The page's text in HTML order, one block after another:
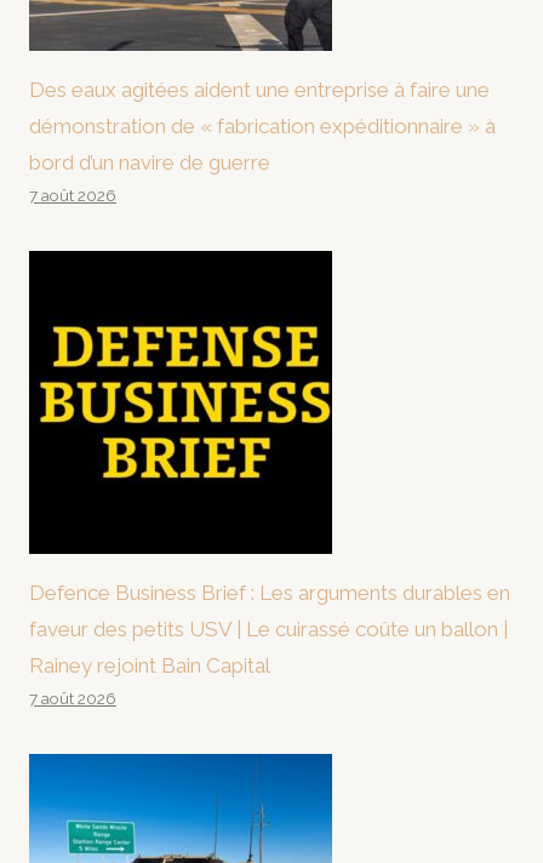
Des eaux agitées aident une entreprise à faire une
démonstration de « fabrication expéditionnaire » à
bord d’un navire de guerre
7 août 2026
Defence Business Brief : Les arguments durables en
faveur des petits USV | Le cuirassé coûte un ballon |
Rainey rejoint Bain Capital
7 août 2026